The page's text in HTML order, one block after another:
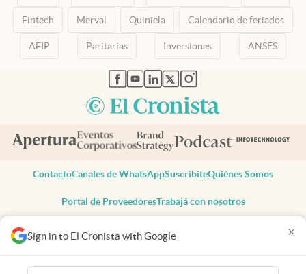
Sign in to El Cronista with Google ×
Fintech Merval Quiniela Calendario de feriados
AFIP Paritarias Inversiones ANSES
abre en nueva pestaña
abre en nueva pestaña
abre en nueva pestaña
abre en nueva pestaña
abre en nueva pestaña
ContactoCanales de WhatsAppSuscribiteQuiénes Somos
Portal de ProveedoresTrabajá con nosotros
Todos los derechos reservados
Privacidad